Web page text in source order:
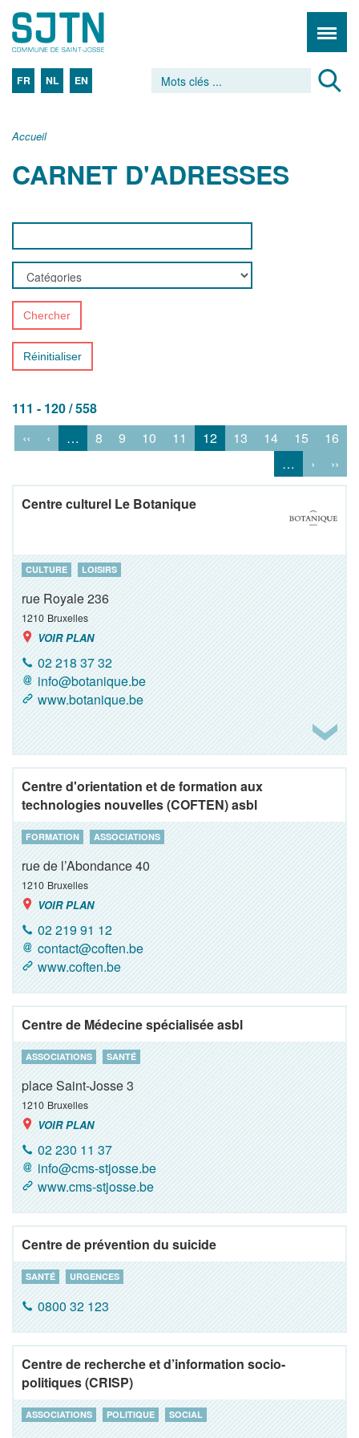
FR NL EN
Accueil
CARNET D'ADRESSES
Chercher
Réinitialiser
111 - 120 / 558
‹‹
‹ … 8 9 10 11 12 13 14 15
16
…
› ››
Centre culturel Le Botanique
CULTURE LOISIRS
rue Royale 236
1210 Bruxelles
VOIR PLAN
02 218 37 32
info@botanique.be
www.botanique.be
Centre d'orientation et de formation aux
technologies nouvelles (COFTEN) asbl
FORMATION ASSOCIATIONS
rue de l’Abondance 40
1210 Bruxelles
VOIR PLAN
02 219 91 12
contact@coften.be
www.coften.be
Centre de Médecine spécialisée asbl
ASSOCIATIONS SANTÉ
place Saint-Josse 3
1210 Bruxelles
VOIR PLAN
02 230 11 37
info@cms-stjosse.be
www.cms-stjosse.be
Centre de prévention du suicide
SANTÉ URGENCES
0800 32 123
Centre de recherche et d’information socio-
politiques (CRISP)
ASSOCIATIONS POLITIQUE SOCIAL